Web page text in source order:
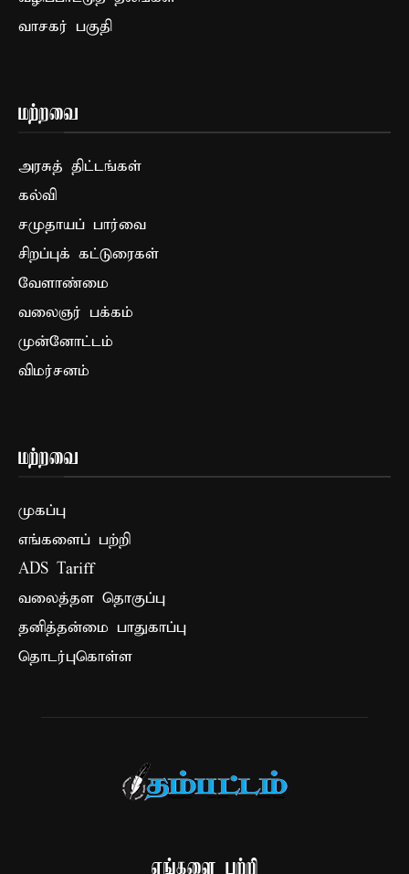
வாசகர் பகுதி
மற்றவை
அரசுத் திட்டங்கள்
கல்வி
சமுதாயப் பார்வை
சிறப்புக் கட்டுரைகள்
வேளாண்மை
வலைஞர் பக்கம்
முன்னோட்டம்
விமர்சனம்
மற்றவை
முகப்பு
எங்களைப் பற்றி
ADS Tariff
வலைத்தள தொகுப்பு
தனித்தன்மை பாதுகாப்பு
தொடர்புகொள்ள
எங்களை பற்றி